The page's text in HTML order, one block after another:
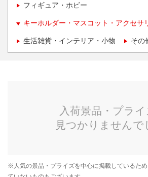
フィギュア・ホビー
キーホルダー・マスコット・アクセサ
生活雑貨・インテリア・小物 その